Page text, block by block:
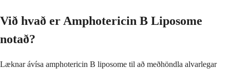
Við hvað er Amphotericin B Liposome
notað?
Læknar ávísa amphotericin B liposome til að meðhöndla alvarlegar